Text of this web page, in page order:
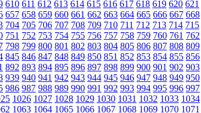
610 611 612 613 614 615 616 617 618 619 620 621
657 658 659 660 661 662 663 664 665 666 667 668
704 705 706 707 708 709 710 711 712 713 714 715
751 752 753 754 755 756 757 758 759 760 761 762
798 799 800 801 802 803 804 805 806 807 808 809
845 846 847 848 849 850 851 852 853 854 855 856
892 893 894 895 896 897 898 899 900 901 902 903
939 940 941 942 943 944 945 946 947 948 949 950
986 987 988 989 990 991 992 993 994 995 996 997
1026 1027 1028 1029 1030 1031 1032 1033 1034
1063 1064 1065 1066 1067 1068 1069 1070 1071